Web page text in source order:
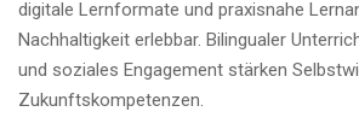
digitale Lernformate und praxisnahe
Nachhaltigkeit erlebbar. Bilingualer
und soziales Engagement stärken
Zukunftskompetenzen.